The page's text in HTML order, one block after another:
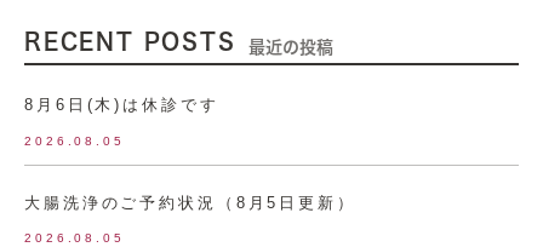
RECENT POSTS 最近の投稿
8月6日(木)は休診です
2026.08.05
大腸洗浄のご予約状況（8月5日更新）
2026.08.05